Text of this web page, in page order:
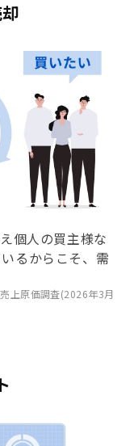
個人の買主様な
るからこそ、需
上原価調査(2026年3月